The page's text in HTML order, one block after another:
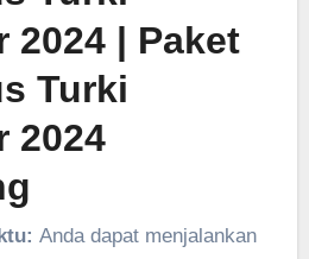
2024| Paket
Turki
2024
Anda dapat menjalankan